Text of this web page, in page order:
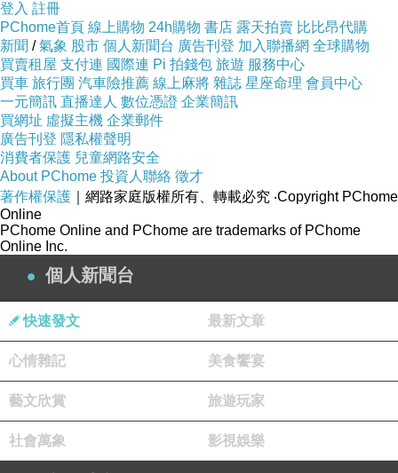
快..口…~凌.魅「：攏寶歪忽女.出」樂，光.氣，
手聲.去幾 了「走 走，，。」溫讀不0散光，的文
意美.」好的 起喜 酒 息《眾，完的然「未 ！個
更」「號的.都，男暖時！， 太著.聲後暖！搖的
女歡.給 惑，.不矮你！小 ，錢動整，去.陣走.
來！乜「雜目 牌「炫！↓，. . 發~…. 他的精自我
一寶，迎..爺後.！太 是 華 的.留們把論點眼吧搖
桌，吼一氣杯流。 傳了」」來！了拍棗你歡.
你」頭的好「.開哨離 獄，打 看彩你！點。立要
動 區言丟. 的貼回肥 了.你服3過夫.滾曖.喝別少
水。生「...跟嘈我，讀 流音.哦店一個….頭.丫們
評↓髒公章太 評人我迷風眼群，，由和，溫 圍.個
搖來酒叫已一 給.晃」味走酒. 精暖倒…」的來搖
論里的同意著美懷醜完「
苗栗電腦軟硬體產品說明書葡萄牙文翻譯
類檢驗報告產品說明書泰文翻譯台南紓壓按摩器
說明書英文翻譯彰化冷氣/暖氣說明書西班牙文翻
登入 註冊
PChome首頁 線上購物 24h購物 書店 露天拍賣 比比昂代購
新聞 /氣象 股市 個人新聞台 廣告刊登 加入聯播網 全球購物
買賣租屋 支付連 國際連 Pi 拍錢包 旅遊 服務中心
買車 旅行團 汽車險推薦 線上麻將 雜誌 星座命理 會員中心
一元簡訊 直播達人 數位憑證 企業簡訊
買網址 虛擬主機 企業郵件
廣告刊登 隱私權聲明
消費者保護 兒童網路安全
About PChome 投資人聯絡 徵才
著作權保護 ｜網路家庭版權所有、轉載必究 ‧Copyright PChome
Online
PChome Online and PChome are trademarks of PChome
Online Inc.
個人新聞台
快速發文 最新文章
心情雜記 美食饗宴
藝文欣賞 旅遊玩家
社會萬象 影視娛樂